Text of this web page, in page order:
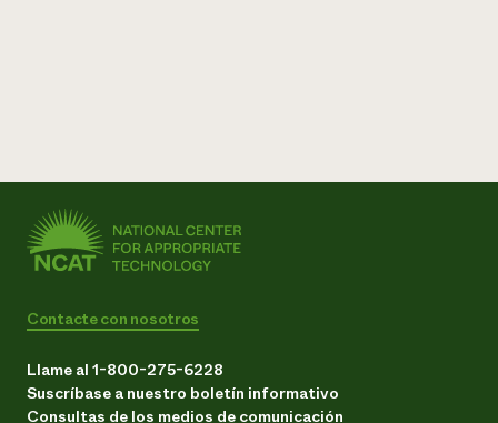
Contacte con nosotros
Llame al 1-800-275-6228
Suscríbase a nuestro boletín informativo
Consultas de los medios de comunicación